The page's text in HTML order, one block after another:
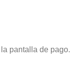
pantalla de pago.